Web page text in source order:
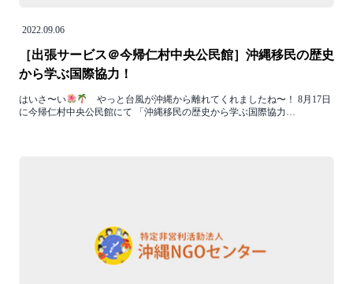
2022.09.06
［出張サービス＠今帰仁村中央公民館］沖縄移民の歴史
から学ぶ国際協力！
はいさ〜い
やっと台風が沖縄から離れてくれましたね〜！ 8月17日
に今帰仁村中央公民館にて 「沖縄移民の歴史から学ぶ国際協力…